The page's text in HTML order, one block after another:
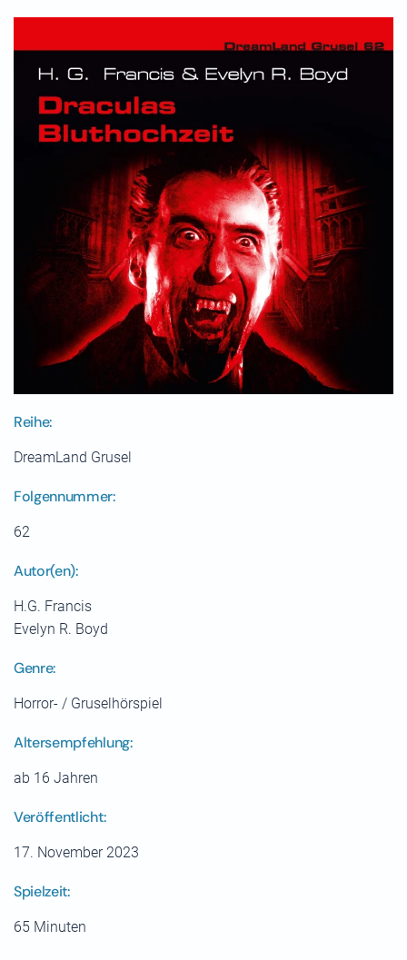
Reihe:
DreamLand Grusel
Folgennummer:
62
Autor(en):
H.G. Francis
Evelyn R. Boyd
Genre:
Horror- / Gruselhörspiel
Altersempfehlung:
ab 16 Jahren
Veröffentlicht:
17. November 2023
Spielzeit:
65 Minuten